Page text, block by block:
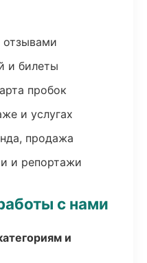
отзывами
и билеты
пробок
и услугах
продажа
и репортажи
с нами
и